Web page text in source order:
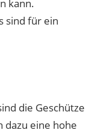
kann.
sind für ein
die Geschütze
dazu eine hohe